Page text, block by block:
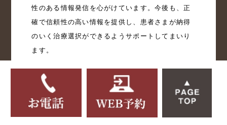
性のある情報発信を心がけています。今後も、正
確で信頼性の高い情報を提供し、患者さまが納得
のいく治療選択ができるようサポートしてまいり
ます。
・医療法における病院等の広告規制について
・医業若しくは歯科医業又は病院若しくは診療所
に関する広告等に関する指針 （医療広告ガイドラ